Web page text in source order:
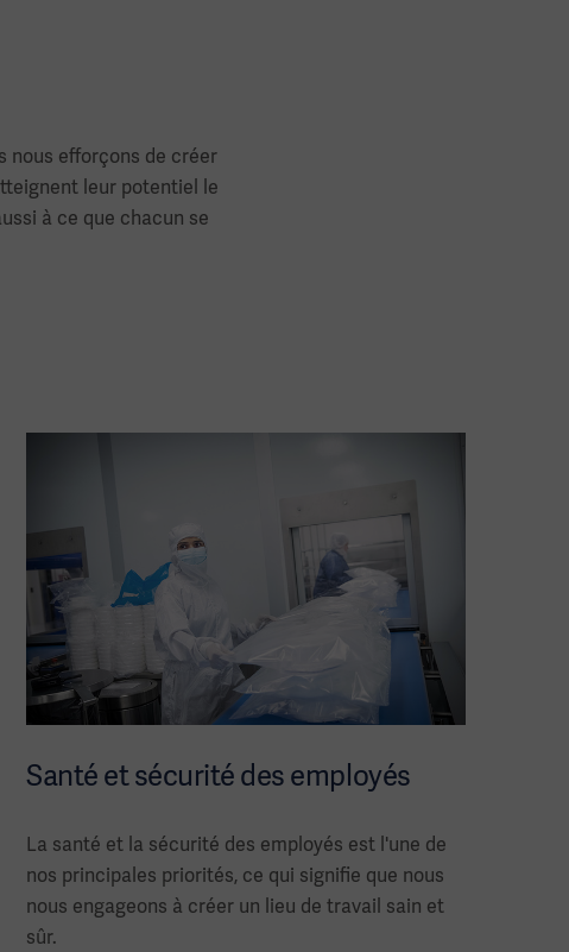
nous efforçons de créer
leur potentiel le
à ce que chacun se
Santé et sécurité des employés
La santé et la sécurité des employés est l'une de
nos principales priorités, ce qui signifie que nous
nous engageons à créer un lieu de travail sain et
sûr.